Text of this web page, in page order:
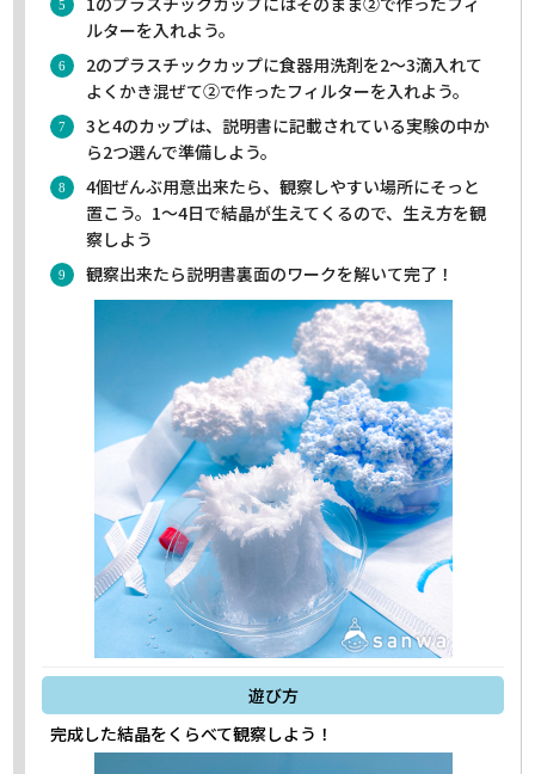
ルターを入れよう。
2のプラスチックカップに食器用洗剤を2～3滴入れて
よくかき混ぜて②で作ったフィルターを入れよう。
3と4のカップは、説明書に記載されている実験の中か
ら2つ選んで準備しよう。
4個ぜんぶ用意出来たら、観察しやすい場所にそっと
置こう。1～4日で結晶が生えてくるので、生え方を観
察しよう
観察出来たら説明書裏面のワークを解いて完了！
遊び方
完成した結晶をくらべて観察しよう！